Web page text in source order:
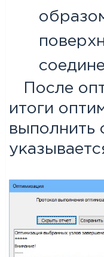
После
итоги
выполнить